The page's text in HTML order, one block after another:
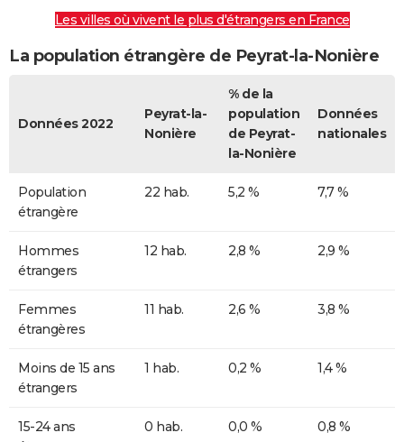
Les villes où vivent le plus d'étrangers en France
La population étrangère de Peyrat-la-Nonière
Données 2022
Peyrat-la-
Nonière
% de la
population
de Peyrat-
la-Nonière
Données
nationales
Population
étrangère
22 hab. 5,2 % 7,7 %
Hommes
étrangers
12 hab. 2,8 % 2,9 %
Femmes
étrangères
11 hab. 2,6 % 3,8 %
Moins de 15 ans
étrangers
1 hab. 0,2 % 1,4 %
15-24 ans
0 hab. 0,0 % 0,8 %